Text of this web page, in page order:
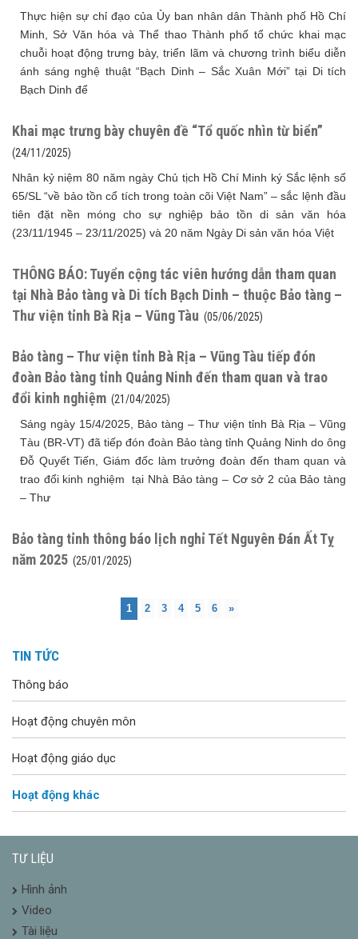
Thực hiện sự chỉ đạo của Ủy ban nhân dân Thành phố Hồ Chí
Minh, Sở Văn hóa và Thể thao Thành phố tổ chức khai mạc
chuỗi hoạt động trưng bày, triển lãm và chương trình biểu diễn
ánh sáng nghệ thuật “Bạch Dinh – Sắc Xuân Mới” tại Di tích
Bạch Dinh để
Khai mạc trưng bày chuyên đề “Tổ quốc nhìn từ biển”
(24/11/2025)
Nhân kỷ niệm 80 năm ngày Chủ tịch Hồ Chí Minh ký Sắc lệnh số
65/SL “về bảo tồn cổ tích trong toàn cõi Việt Nam” – sắc lệnh đầu
tiên đặt nền móng cho sự nghiệp bảo tồn di sản văn hóa
(23/11/1945 – 23/11/2025) và 20 năm Ngày Di sản văn hóa Việt
THÔNG BÁO: Tuyển cộng tác viên hướng dẫn tham quan
tại Nhà Bảo tàng và Di tích Bạch Dinh – thuộc Bảo tàng –
Thư viện tỉnh Bà Rịa – Vũng Tàu (05/06/2025)
Bảo tàng – Thư viện tỉnh Bà Rịa – Vũng Tàu tiếp đón
đoàn Bảo tàng tỉnh Quảng Ninh đến tham quan và trao
đổi kinh nghiệm (21/04/2025)
Sáng ngày 15/4/2025, Bảo tàng – Thư viện tỉnh Bà Rịa – Vũng
Tàu (BR-VT) đã tiếp đón đoàn Bảo tàng tỉnh Quảng Ninh do ông
Đỗ Quyết Tiến, Giám đốc làm trưởng đoàn đến tham quan và
trao đổi kinh nghiệm tại Nhà Bảo tàng – Cơ sở 2 của Bảo tàng
– Thư
Bảo tàng tỉnh thông báo lịch nghỉ Tết Nguyên Đán Ất Tỵ
năm 2025 (25/01/2025)
1 2 3 4 5 6 »
TIN TỨC
Thông báo
Hoạt động chuyên môn
Hoạt động giáo dục
Hoạt động khác
TƯ LIỆU
Hình ảnh
Video
Tài liệu